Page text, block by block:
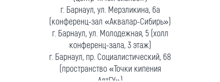
г. Барнаул, ул. Мерзликина, 6а
(конференц-зал «Аквалар-Сибирь»)
г. Барнаул, ул. Молодежная, 5 (холл
конференц-зала, 3 этаж)
г. Барнаул, пр. Социалистический, 68
(пространство «Точки кипения